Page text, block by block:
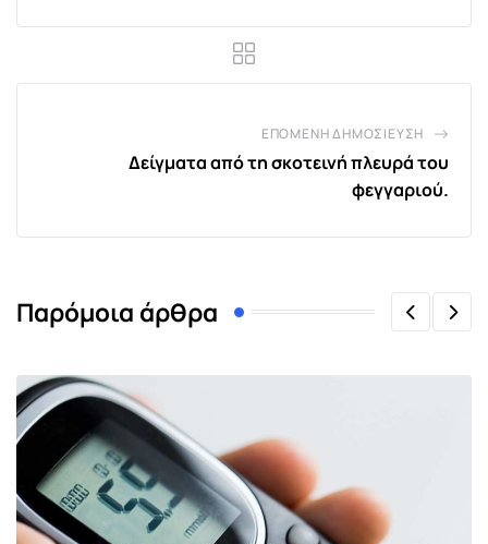
ΕΠΌΜΕΝΗ ΔΗΜΟΣΊΕΥΣΗ
Δείγματα από τη σκοτεινή πλευρά του
φεγγαριού.
Παρόμοια άρθρα